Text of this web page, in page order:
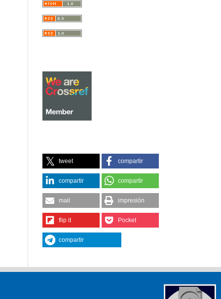
tweet compartir
compartir compartir
mail impresión
flip it Pocket
compartir